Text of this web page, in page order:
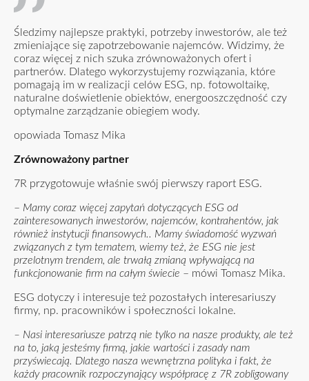
Śledzimy najlepsze praktyki, potrzeby inwestorów, ale też
zmieniające się zapotrzebowanie najemców. Widzimy, że
coraz więcej z nich szuka zrównoważonych ofert i
partnerów. Dlatego wykorzystujemy rozwiązania, które
pomagają im w realizacji celów ESG, np. fotowoltaikę,
naturalne doświetlenie obiektów, energooszczędność czy
optymalne zarządzanie obiegiem wody.
opowiada Tomasz Mika
Zrównoważony partner
7R przygotowuje właśnie swój pierwszy raport ESG.
– Mamy coraz więcej zapytań dotyczących ESG od
zainteresowanych inwestorów, najemców, kontrahentów, jak
również instytucji finansowych.. Mamy świadomość wyzwań
związanych z tym tematem, wiemy też, że ESG nie jest
przelotnym trendem, ale trwałą zmianą wpływającą na
funkcjonowanie firm na całym świecie – mówi Tomasz Mika.
ESG dotyczy i interesuje też pozostałych interesariuszy
firmy, np. pracowników i społeczności lokalne.
– Nasi interesariusze patrzą nie tylko na nasze produkty, ale też
na to, jaką jesteśmy firmą, jakie wartości i zasady nam
przyświecają. Dlatego nasza wewnętrzna polityka i fakt, że
każdy pracownik rozpoczynający współpracę z 7R zobligowany